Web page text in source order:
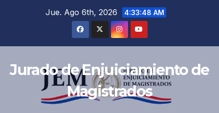
Jue. Ago 6th, 2026 4:33:49 AM
Jurado de Enjuiciamiento de
Magistrados